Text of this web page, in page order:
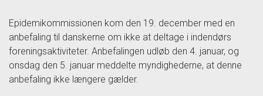
Epidemikommissionen kom den 19. december med en
anbefaling til danskerne om ikke at deltage i indendørs
foreningsaktiviteter. Anbefalingen udløb den 4. januar, og
onsdag den 5. januar meddelte myndighederne, at denne
anbefaling ikke længere gælder.